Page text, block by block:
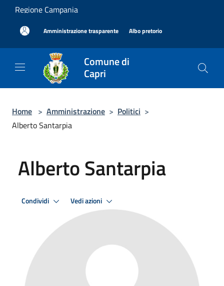
Salta al contenuto principale
Regione Campania
Amministrazione trasparente Albo pretorio
Comune di
Capri
Home > Amministrazione > Politici >
Alberto Santarpia
Alberto Santarpia
Condividi Vedi azioni